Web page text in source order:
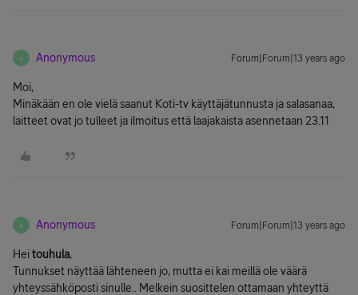
A Anonymous Forum|Forum|13 years ago
Moi,
Minäkään en ole vielä saanut Koti-tv käyttäjätunnusta ja salasanaa,
laitteet ovat jo tulleet ja ilmoitus että laajakaista asennetaan 23.11
A Anonymous Forum|Forum|13 years ago
Heitouhula,
Tunnukset näyttää lähteneen jo, mutta ei kai meillä ole väärä
yhteyssähköposti sinulle.. Melkein suosittelen ottamaan yhteyttä